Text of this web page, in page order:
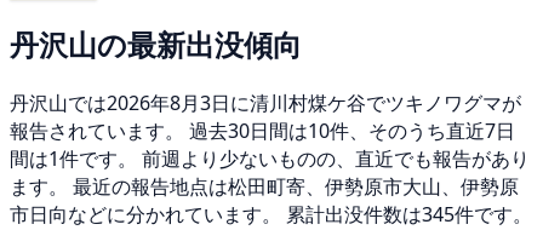
丹沢山の最新出没傾向
丹沢山では2026年8月3日に清川村煤ケ谷でツキノワグマが
報告されています。 過去30日間は10件、そのうち直近7日
間は1件です。 前週より少ないものの、直近でも報告があり
ます。 最近の報告地点は松田町寄、伊勢原市大山、伊勢原
市日向などに分かれています。 累計出没件数は345件です。